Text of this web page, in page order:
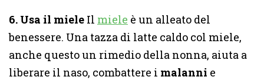
6. Usa il miele Il miele è un alleato del
benessere. Una tazza di latte caldo col miele,
anche questo un rimedio della nonna, aiuta a
liberare il naso, combattere i malanni e